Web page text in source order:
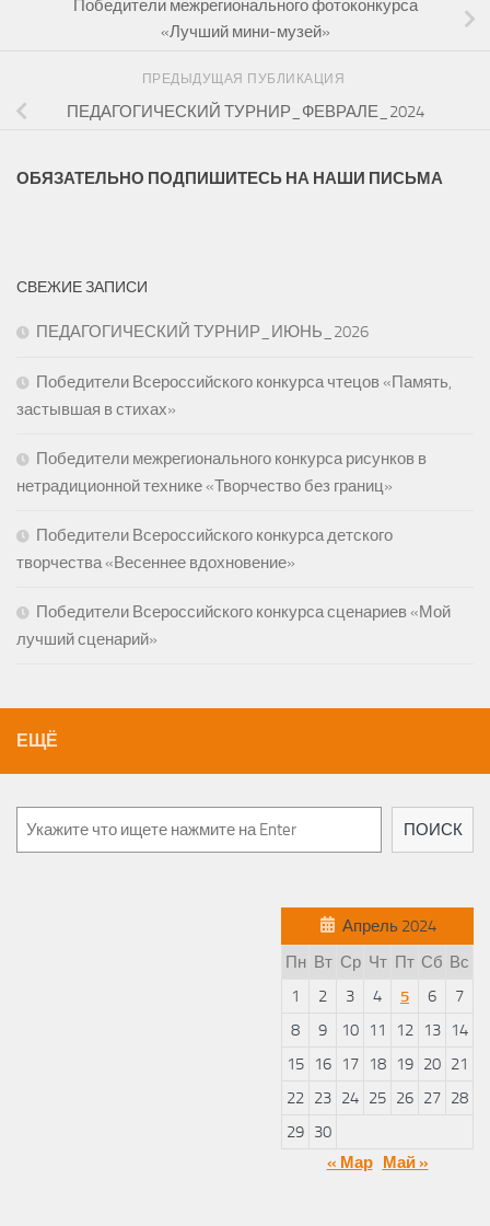
Победители межрегионального фотоконкурса
«Лучший мини-музей»
ПРЕДЫДУЩАЯ ПУБЛИКАЦИЯ
ПЕДАГОГИЧЕСКИЙ ТУРНИР_ФЕВРАЛЕ_2024
ОБЯЗАТЕЛЬНО ПОДПИШИТЕСЬ НА НАШИ ПИСЬМА
СВЕЖИЕ ЗАПИСИ
ПЕДАГОГИЧЕСКИЙ ТУРНИР_ИЮНЬ_2026
Победители Всероссийского конкурса чтецов «Память,
застывшая в стихах»
Победители межрегионального конкурса рисунков в
нетрадиционной технике «Творчество без границ»
Победители Всероссийского конкурса детского
творчества «Весеннее вдохновение»
Победители Всероссийского конкурса сценариев «Мой
лучший сценарий»
ЕЩЁ
Поиск
ПОИСК
Апрель 2024
Пн Вт Ср Чт Пт Сб Вс
1
2 3 4 5 6
7
8
9 10 11 12 13
14
15
16 17 18 19 20 21
22 23 24 25 26 27 28
29 30
« Мар Май »